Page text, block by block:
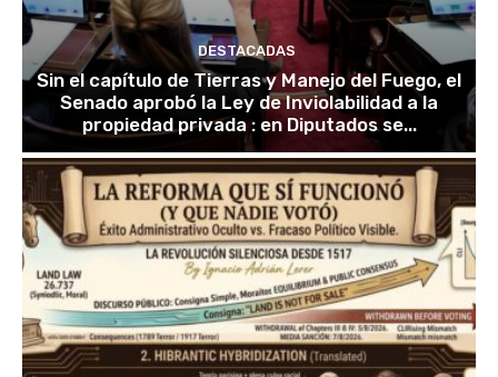
DESTACADAS
Sin el capítulo de Tierras y Manejo del Fuego, el
Senado aprobó la Ley de Inviolabilidad a la
propiedad privada : en Diputados se...